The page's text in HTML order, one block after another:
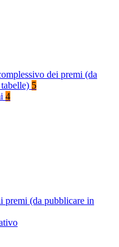
dei premi (da
5
4
premi (da pubblicare in